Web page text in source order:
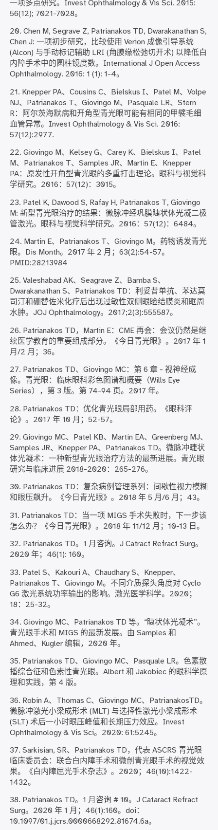
一项多点研究。Invest Ophthalmology & Vis Sci. 2015:
56(12); 7021-7028。
20. Chen M, Segrave Z, Patrianakos TD, Dwarakanathan S,
Chen J: 一项初步研究，比较使用 Verion 成像引导系统
(Alcon) 与手动标记辅助 LRI (角膜缘松弛切开术) 以降低白
内障手术中的圆柱镜度数。International J Open Access
Ophthalmology. 2016: 1 (1): 1-4。
21. Knepper PA、Cousins C、Bielskus I、Patel M、Volpe
NJ、Patrianakos T、Giovingo M、Pasquale LR、Stern
R：阿尔茨海默病和开角型青光眼可能有相同的甲襞毛细
血管异常。Invest Ophthalmology & Vis Sci. 2016:
57(12):2977.
22. Giovingo M、Kelsey G、Carey K、Bielskus I、Patel
M、Patrianakos T、Samples JR、Martin E、Knepper
PA：原发性开角型青光眼的多重打击理论。眼科与视觉科
学研究。2016：57(12)：3015。
23. Patel K, Dawood S, Rafay H, Patrianakos T, Giovingo
M: 新型青光眼治疗的结果：微脉冲经巩膜睫状体光凝二极
管激光。眼科与视觉科学研究。2016：57(12)：6484。
24. Martin E、Patrianakos T、Giovingo M。药物诱发青光
眼。Dis Month。2017 年 2 月；63(2):54-57。
PMID:28213984
25. Valeshabad AK、Seagrave Z、Bamba S、
Dwarakanathan S、Patrianakos TD：利妥昔单抗、苯达莫
司汀和硼替佐米化疗后出现过敏性双侧眼睑结膜炎和眶周
水肿。JOJ Ophthalmology。2017;2(3):555587。
26. Patrianakos TD，Martin E：CME 再会：会议仍然是继
续医学教育的重要组成部分。《今日青光眼》。2017 年 1
月/2 月；36。
27. Patrianakos TD、Giovingo MC：第 6 章 - 视神经成
像。青光眼：临床眼科彩色图谱和概要（Wills Eye
Series），第 3 版。第 74-94 页。2017 年。
28. Patrianakos TD：优化青光眼局部用药。《眼科评
论》。2017 年 10 月；52-57。
29. Giovingo MC、Patel KB、Martin EA、Greenberg MJ、
Samples JR、Knepper PA、Patrianakos TD。微脉冲睫状
体光凝术：一种新型青光眼治疗方法的最新进展。青光眼
研究与临床进展 2018-2020：265-276。
30. Patrianakos TD：复杂病例管理系列：间歇性视力模糊
和眼压飙升。《今日青光眼》。2018 年 5 月/6 月；43。
31. Patrianakos TD：当一项 MIGS 手术失败时，下一步该
怎么办？《今日青光眼》。2018 年 11/12 月；10-13 日。
32. Patrianakos TD。1 月咨询。J Catract Refract Surg。
2020 年；46(1): 160。
33. Patel S、Kakouri A、Chaudhary S、Knepper、
Patrianakos T、Giovingo M。不同介质探头角度对 Cyclo
G6 激光系统功率输出的影响。激光医学科学。2020；
18：25-32。
34. Giovingo MC、Patrianakos TD 等。“睫状体光凝术”。
青光眼手术和 MIGS 的最新发展。由 Samples 和
Ahmed、Kugler 编辑，2020 年。
35. Patrianakos TD、Giovingo MC、Pasquale LR。色素散
播综合征和色素性青光眼。Albert 和 Jakobiec 的眼科学原
理和实践，第 4 版。
36. Robin A、Thomas C、Giovingo MC、PatrianakosTD。
微脉冲激光小梁成形术 (MLT) 与选择性激光小梁成形术
(SLT) 术后一小时眼压峰值和长期压力效应。Invest
Ophthalmology & Vis Sci。2020: 61:5245。
37. Sarkisian, SR、Patrianakos TD，代表 ASCRS 青光眼
临床委员会：联合白内障手术和微创青光眼手术的视觉效
果。《白内障屈光手术杂志》。2020；46(10):1422-
1432。
38. Patrianakos TD。1 月咨询 # 10。J Cataract Refract
Surg。2020 年 1 月；46(1):160。doi：
10.1097/01.j.jcrs.0000668292.81674.6a。